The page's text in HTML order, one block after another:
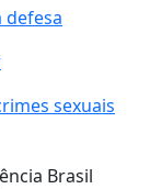
defesa
sexuais
Brasil